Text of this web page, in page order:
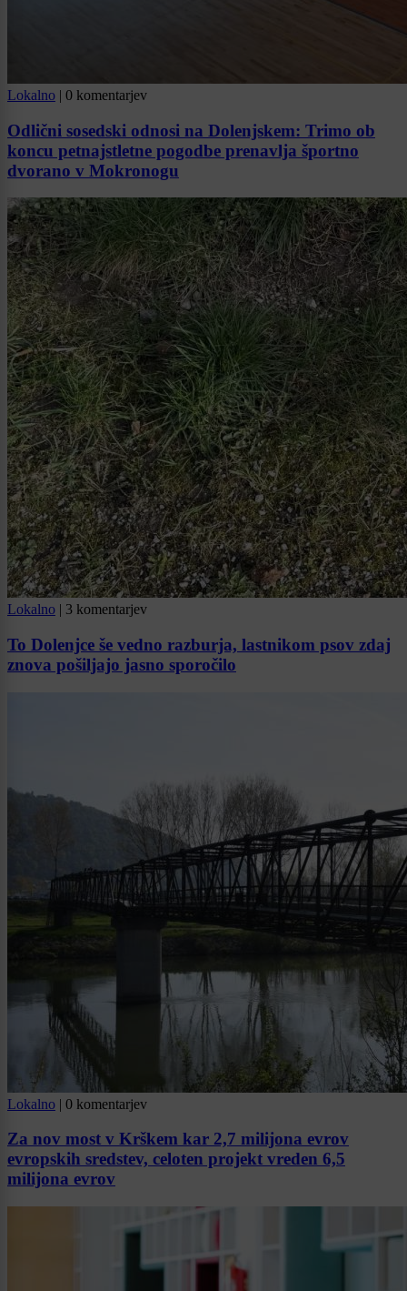
Lokalno | 0 komentarjev
Odlični sosedski odnosi na Dolenjskem: Trimo ob
koncu petnajstletne pogodbe prenavlja športno
dvorano v Mokronogu
Lokalno | 3 komentarjev
To Dolenjce še vedno razburja, lastnikom psov zdaj
znova pošiljajo jasno sporočilo
Lokalno | 0 komentarjev
Za nov most v Krškem kar 2,7 milijona evrov
evropskih sredstev, celoten projekt vreden 6,5
milijona evrov